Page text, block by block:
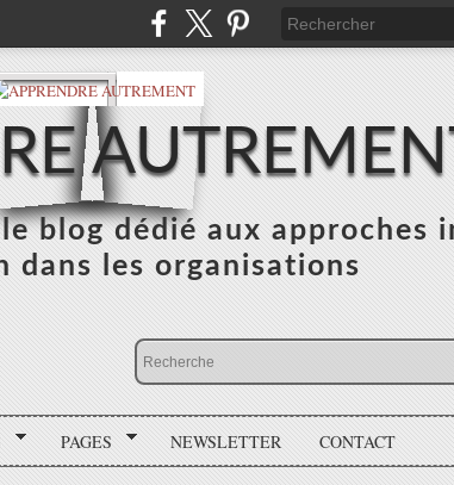
le blog dédié aux approches
dans les organisations
PAGES NEWSLETTER CONTACT